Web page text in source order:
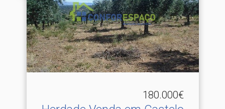
180.000€